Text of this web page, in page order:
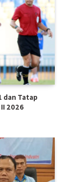
dan Tatap
2026